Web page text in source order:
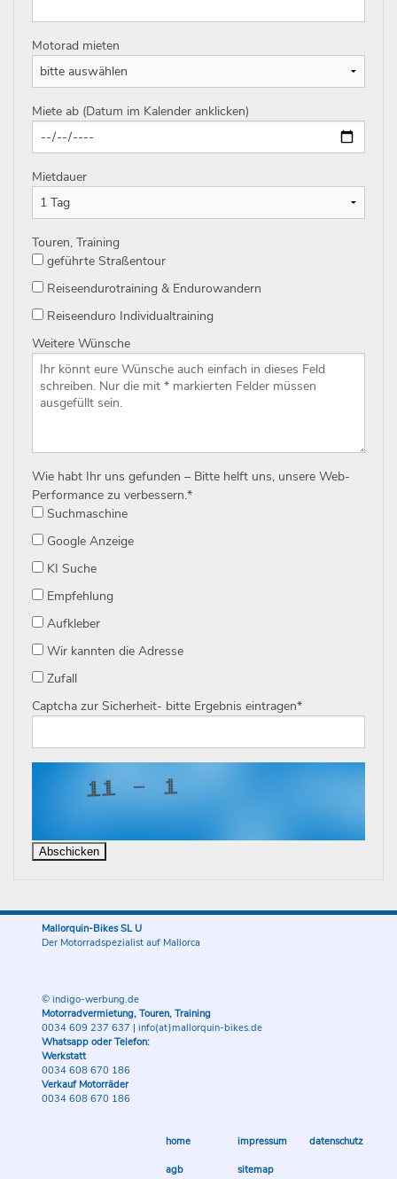
Motorad mieten
Miete ab (Datum im Kalender anklicken)
Mietdauer
Touren, Training
geführte Straßentour
Reiseendurotraining & Endurowandern
Reiseenduro Individualtraining
Weitere Wünsche
Wie habt Ihr uns gefunden – Bitte helft uns, unsere Web-
Performance zu verbessern.*
Suchmaschine
Google Anzeige
KI Suche
Empfehlung
Aufkleber
Wir kannten die Adresse
Zufall
Captcha zur Sicherheit- bitte Ergebnis eintragen*
Mallorquin-Bikes SL U
Der Motorradspezialist auf Mallorca
© indigo-werbung.de
Motorradvermietung, Touren, Training
0034 609 237 637 | info(at)mallorquin-bikes.de
Whatsapp oder Telefon:
Werkstatt
0034 608 670 186
Verkauf Motorräder
0034 608 670 186
home impressum datenschutz
agb sitemap